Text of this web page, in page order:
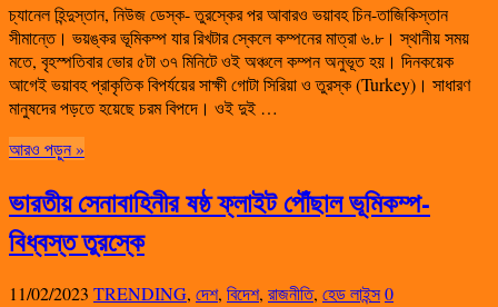
চ্যানেল হিন্দুস্তান, নিউজ ডেস্ক- তুরস্কের পর আবারও ভয়াবহ চিন-তাজিকিস্তান
সীমান্তে। ভয়ঙ্কর ভূমিকম্প যার রিখটার স্কেলে কম্পনের মাত্রা ৬.৮। স্থানীয় সময়
মতে, বৃহস্পতিবার ভোর ৫টা ৩৭ মিনিটে ওই অঞ্চলে কম্পন অনুভূত হয়। দিনকয়েক
আগেই ভয়াবহ প্রাকৃতিক বিপর্যয়ের সাক্ষী গোটা সিরিয়া ও তুরস্ক (Turkey)। সাধারণ
মানুষদের পড়তে হয়েছে চরম বিপদে। ওই দুই …
আরও পড়ুন »
ভারতীয় সেনাবাহিনীর ষষ্ঠ ফ্লাইট পৌঁছাল ভূমিকম্প-
বিধ্বস্ত তুরস্কে
11/02/2023 TRENDING, দেশ, বিদেশ, রাজনীতি, হেড লাইন্স0